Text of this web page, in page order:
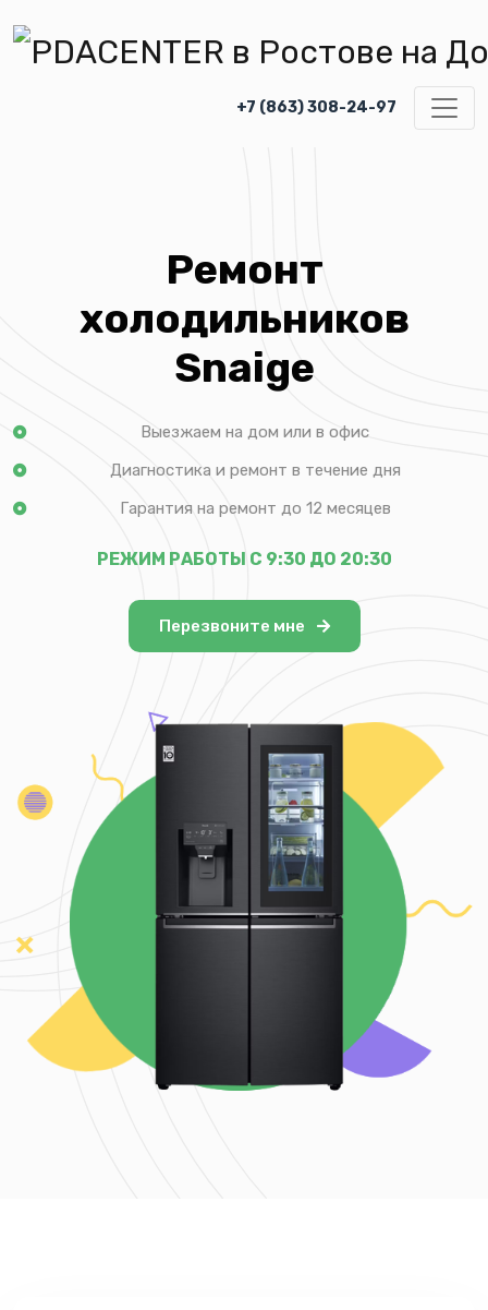
+7 (863) 308-24-97
Ремонт
холодильников
Snaige
Выезжаем на дом или в офис
Диагностика и ремонт в течение дня
Гарантия на ремонт до 12 месяцев
РЕЖИМ РАБОТЫ С 9:30 ДО 20:30
Перезвоните мне